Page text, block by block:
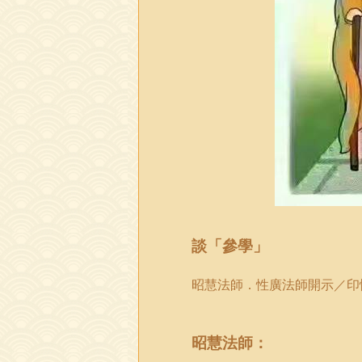
談「參學」
昭慧法師．性廣法師開示／
昭慧法師：